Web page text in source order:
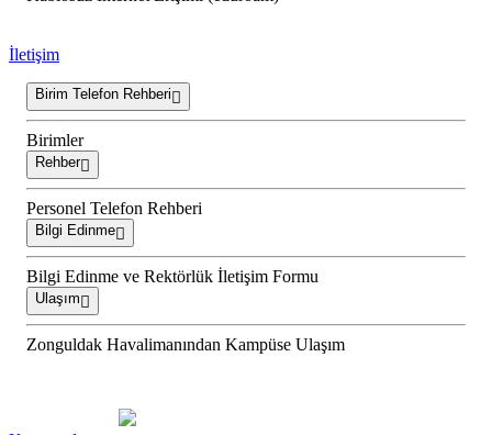
İletişim
Birim Telefon Rehberi
Birimler
Rehber
Personel Telefon Rehberi
Bilgi Edinme
Bilgi Edinme ve Rektörlük İletişim Formu
Ulaşım
Zonguldak Havalimanından Kampüse Ulaşım